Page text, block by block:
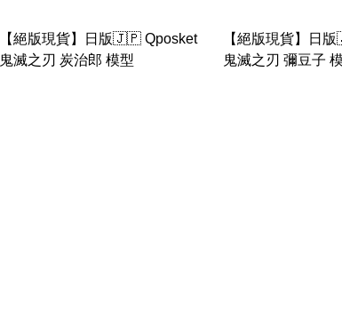
【絕版現貨】日版🇯🇵 Qposket
鬼滅之刃 炭治郎 模型
【絕版現貨】日
鬼滅之